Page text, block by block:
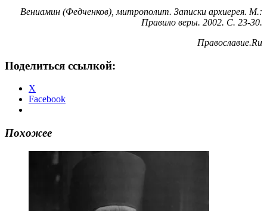
Вениамин (Федченков), митрополит. Записки архиерея. М.:
Правило веры. 2002. С. 23-30.
Православие.Ru
Поделиться ссылкой:
X
Facebook
Похожее